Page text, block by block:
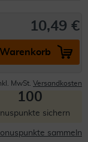
10,49 €
MwSt. Versandkosten
100
sichern
sammeln